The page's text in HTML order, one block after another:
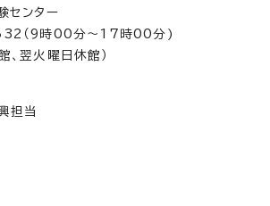
センター
（9時00分～17時00分)
、翌火曜日休館）
担当